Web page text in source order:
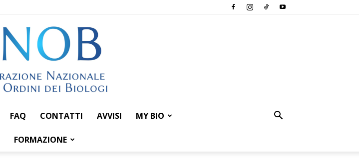
Federazione
FAQ CONTATTI AVVISI MY BIO
FORMAZIONE